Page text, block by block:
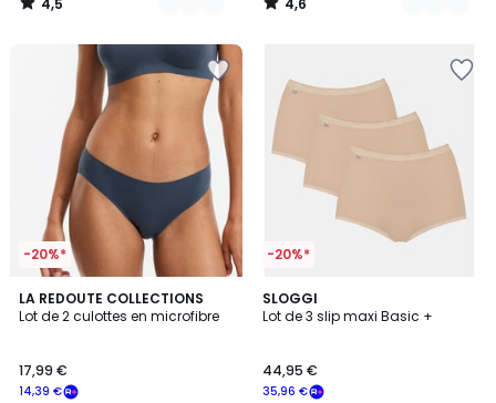
4,5
/
4,6
/
-20%*
LA REDOUTE COLLECTIONS
Lot de 2 culottes en microfibre
14,39 €
17,99 €
3
Couleurs
-20%*
SLOGGI
Lot de 3 slip maxi Basic +
35,96 €
44,95 €
4,5
/ 5
3
Couleurs